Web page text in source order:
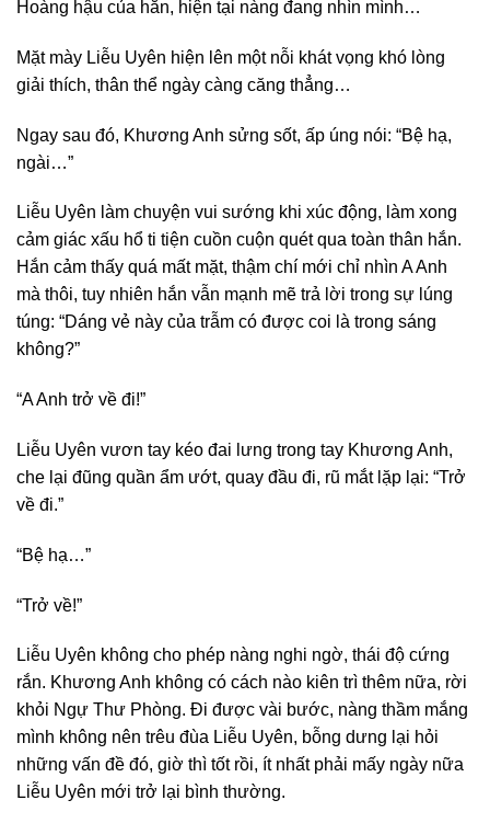
Hoàng hậu của hắn, hiện tại nàng đang nhìn mình…
Mặt mày Liễu Uyên hiện lên một nỗi khát vọng khó lòng
giải thích, thân thể ngày càng căng thẳng…
Ngay sau đó, Khương Anh sửng sốt, ấp úng nói: “Bệ hạ,
ngài…”
Liễu Uyên làm chuyện vui sướng khi xúc động, làm xong
cảm giác xấu hổ ti tiện cuồn cuộn quét qua toàn thân hắn.
Hắn cảm thấy quá mất mặt, thậm chí mới chỉ nhìn A Anh
mà thôi, tuy nhiên hắn vẫn mạnh mẽ trả lời trong sự lúng
túng: “Dáng vẻ này của trẫm có được coi là trong sáng
không?”
“A Anh trở về đi!”
Liễu Uyên vươn tay kéo đai lưng trong tay Khương Anh,
che lại đũng quần ẩm ướt, quay đầu đi, rũ mắt lặp lại: “Trở
về đi.”
“Bệ hạ…”
“Trở về!”
Liễu Uyên không cho phép nàng nghi ngờ, thái độ cứng
rắn. Khương Anh không có cách nào kiên trì thêm nữa, rời
khỏi Ngự Thư Phòng. Đi được vài bước, nàng thầm mắng
mình không nên trêu đùa Liễu Uyên, bỗng dưng lại hỏi
những vấn đề đó, giờ thì tốt rồi, ít nhất phải mấy ngày nữa
Liễu Uyên mới trở lại bình thường.